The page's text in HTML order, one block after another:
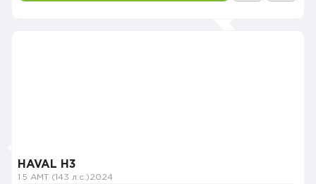
HAVAL H3
1.5 AMT (143 л.с.)2024